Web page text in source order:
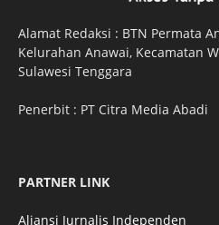
Alamat Redaksi : BTN Permata
Kelurahan Anawai, Kecamatan
Sulawesi Tenggara
Penerbit : PT Citra Media Abadi
PARTNER LINK
Aliansi Jurnalis Independen